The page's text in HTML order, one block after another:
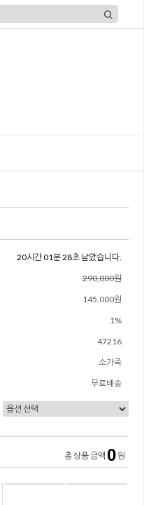
20시간 01분 26초 남았습니다.
290,000원
145,000원
1%
47216
소가죽
무료배송
총 상품 금액 0 원